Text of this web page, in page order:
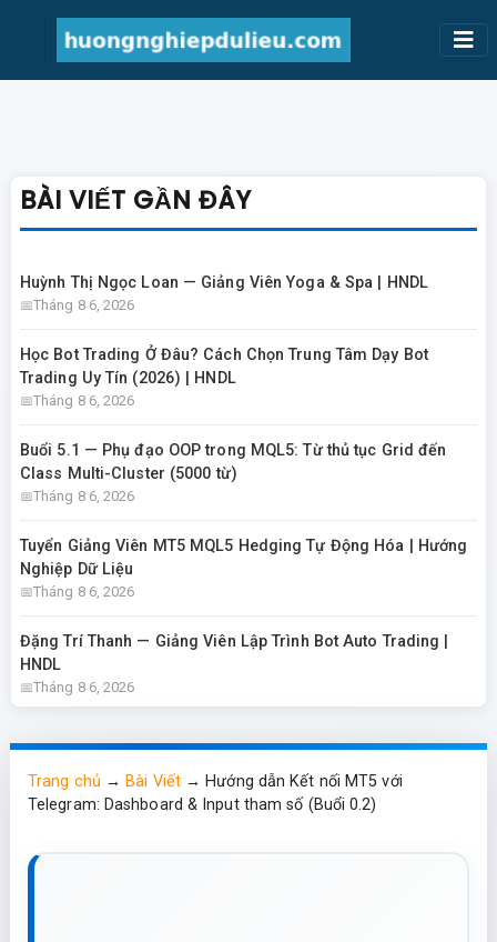
BÀI VIẾT GẦN ĐÂY
Huỳnh Thị Ngọc Loan — Giảng Viên Yoga & Spa | HNDL
Tháng 8 6, 2026
Học Bot Trading Ở Đâu? Cách Chọn Trung Tâm Dạy Bot
Trading Uy Tín (2026) | HNDL
Tháng 8 6, 2026
Buổi 5.1 — Phụ đạo OOP trong MQL5: Từ thủ tục Grid đến
Class Multi-Cluster (5000 từ)
Tháng 8 6, 2026
Tuyển Giảng Viên MT5 MQL5 Hedging Tự Động Hóa | Hướng
Nghiệp Dữ Liệu
Tháng 8 6, 2026
Đặng Trí Thanh — Giảng Viên Lập Trình Bot Auto Trading |
HNDL
Tháng 8 6, 2026
Trang chủ →Bài Viết→Hướng dẫn Kết nối MT5 với
Telegram: Dashboard & Input tham số (Buổi 0.2)